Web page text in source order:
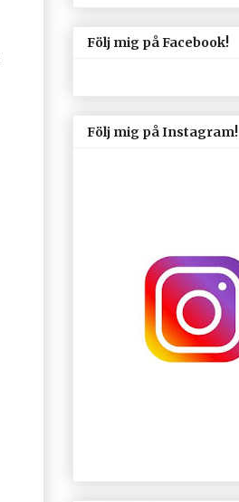
Följ mig på Facebook!
Följ mig på Instagram!